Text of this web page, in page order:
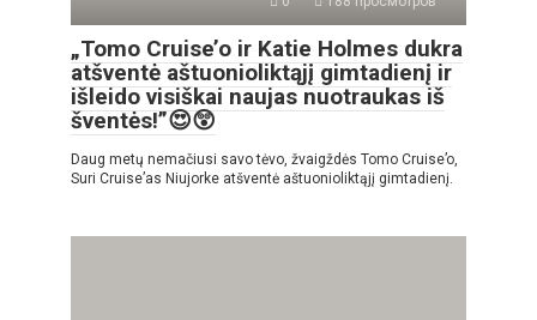
„Tomo Cruise’o ir Katie Holmes dukra
atšventė aštuonioliktąjį gimtadienį ir
išleido visiškai naujas nuotraukas iš
šventės!”😍😲
Daug metų nemačiusi savo tėvo, žvaigždės Tomo Cruise’o,
Suri Cruise’as Niujorke atšventė aštuonioliktąjį gimtadienį.